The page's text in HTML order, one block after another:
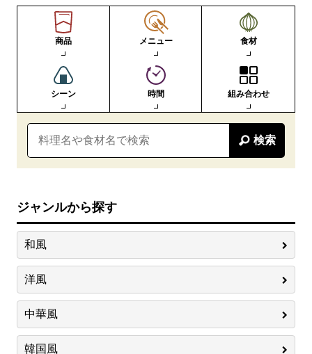
商品 メニュー 食材
シーン 時間 組み合わせ
検索
ジャンルから探す
和風
洋風
中華風
韓国風